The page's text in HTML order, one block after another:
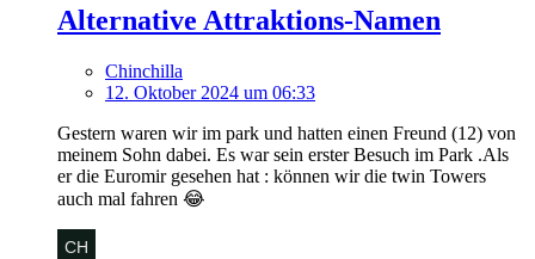
Alternative Attraktions-Namen
Chinchilla
12. Oktober 2024 um 06:33
Gestern waren wir im park und hatten einen Freund (12) von
meinem Sohn dabei. Es war sein erster Besuch im Park .Als
er die Euromir gesehen hat : können wir die twin Towers
auch mal fahren 😂